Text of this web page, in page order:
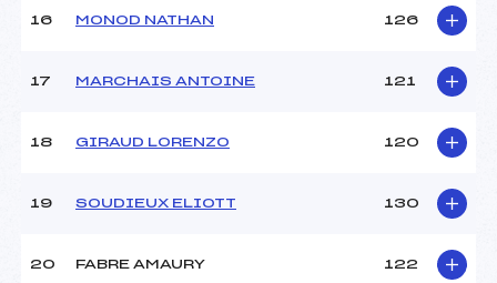
U14
16 MONOD NATHAN 126
17 MARCHAIS ANTOINE 121
18 GIRAUD LORENZO 120
19 SOUDIEUX ELIOTT 130
20 FABRE AMAURY 122